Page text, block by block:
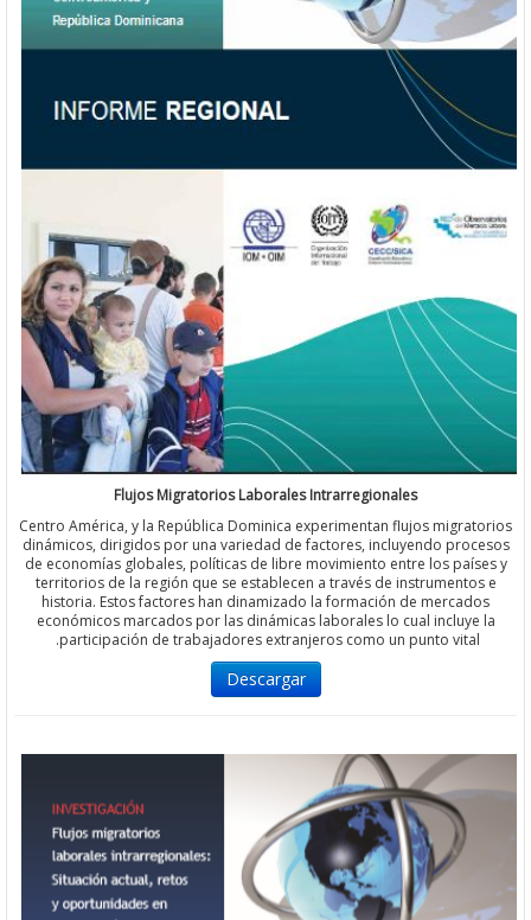
Flujos Migratorios Laborales Intrarregionales
Centro América, y la República Dominica experimentan flujos
dinámicos, dirigidos por una variedad de factores, incluyendo
de economías globales, políticas de libre movimiento entre los
territorios de la región que se establecen a través de
historia. Estos factores han dinamizado la formación de
económicos marcados por las dinámicas laborales lo cual
participación de trabajadores extranjeros como un punto
Descargar